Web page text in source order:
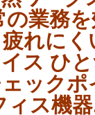
の業務
れにく
ス ひ
ック
ィス機